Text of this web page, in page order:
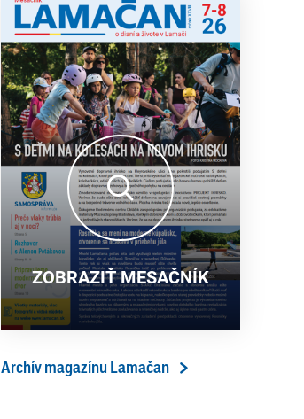
prežiť, nie sledovať cez mobil.“
9. 7. 2026
Prečo vlaky v Lamači trúbia aj v
noci?
9. 7. 2026
ALENA PETÁKOVÁ: „Splnila
som si všetko, čo som si ako
riaditeľka predsavzala.“
18. 6. 2026
13. ročník Simultánky pod
lipami v Lamači priniesol
výborný šach aj príjemnú
komunitnú atmosféru
ZOBRAZIŤ MESAČNÍK
Archív magazínu Lamačan